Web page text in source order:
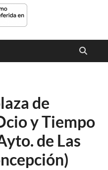
de
y Tiempo
de Las